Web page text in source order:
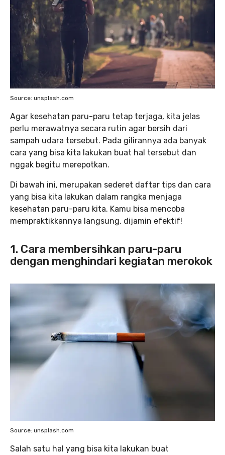
Source: unsplash.com
Agar kesehatan paru-paru tetap terjaga, kita jelas
perlu merawatnya secara rutin agar bersih dari
sampah udara tersebut. Pada gilirannya ada banyak
cara yang bisa kita lakukan buat hal tersebut dan
nggak begitu merepotkan.
Di bawah ini, merupakan sederet daftar tips dan cara
yang bisa kita lakukan dalam rangka menjaga
kesehatan paru-paru kita. Kamu bisa mencoba
mempraktikkannya langsung, dijamin efektif!
1. Cara membersihkan paru-paru
dengan menghindari kegiatan merokok
Source: unsplash.com
Salah satu hal yang bisa kita lakukan buat